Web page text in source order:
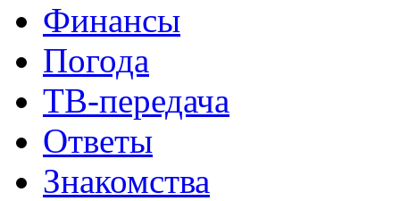
Финансы
Погода
ТВ-передача
Ответы
Знакомства